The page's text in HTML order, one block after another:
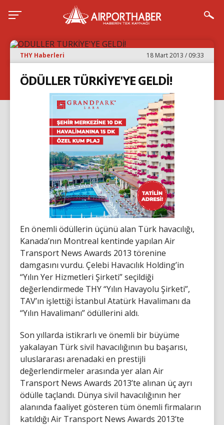
THY Haberleri 18 Mart 2013 / 09:33
ÖDÜLLER TÜRKİYE'YE GELDİ!
En önemli ödüllerin üçünü alan Türk havacılığı,
Kanada’nın Montreal kentinde yapılan Air
Transport News Awards 2013 törenine
damgasını vurdu. Çelebi Havacılık Holding’in
“Yılın Yer Hizmetleri Şirketi” seçildiği
değerlendirmede THY “Yılın Havayolu Şirketi”,
TAV’ın işlettiği İstanbul Atatürk Havalimanı da
“Yılın Havalimanı” ödüllerini aldı.
Son yıllarda istikrarlı ve önemli bir büyüme
yakalayan Türk sivil havacılığının bu başarısı,
uluslararası arenadaki en prestijli
değerlendirmeler arasında yer alan Air
Transport News Awards 2013’te alınan üç ayrı
ödülle taçlandı. Dünya sivil havacılığının her
alanında faaliyet gösteren tüm önemli firmaların
katıldığı Air Transport News Awards 2013’te